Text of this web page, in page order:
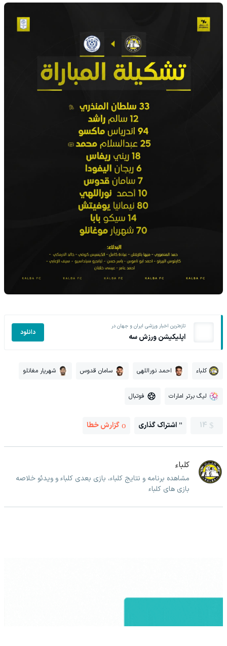
تازه‌ترین اخبار ورزشی ایران و جهان در
اپلیکیشن ورزش سه دانلود
کلباء احمد نوراللهی سامان قدوس شهریار مغانلو
لیگ برتر امارات فوتبال
14 اشتراک گذاری گزارش خطا
کلباء
مشاهده برنامه و نتایج کلباء، بازی بعدی کلباء و ویدئو خلاصه
بازی های کلباء